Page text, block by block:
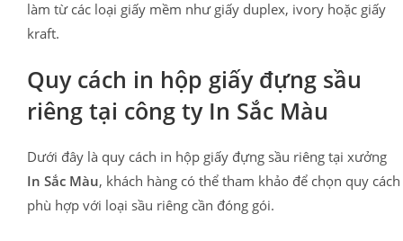
làm từ các loại giấy mềm như giấy duplex, ivory hoặc giấy
kraft.
Quy cách in hộp giấy đựng sầu
riêng tại công ty In Sắc Màu
Dưới đây là quy cách in hộp giấy đựng sầu riêng tại xưởng
In Sắc Màu, khách hàng có thể tham khảo để chọn quy cách
phù hợp với loại sầu riêng cần đóng gói.